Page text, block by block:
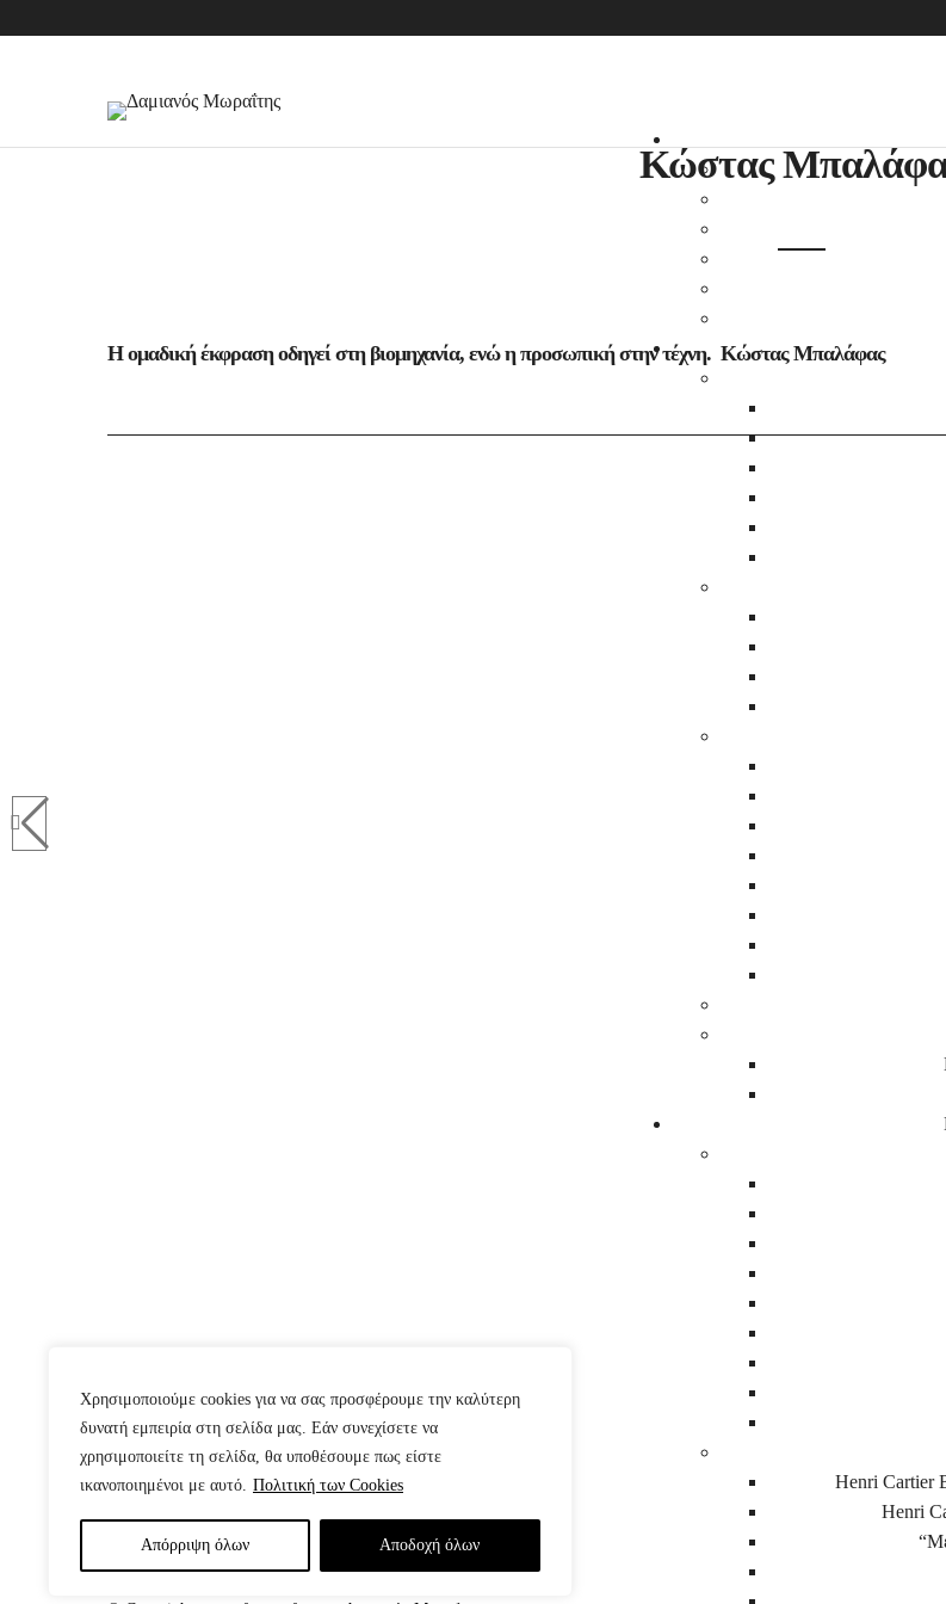
Χρησιμοποιούμε cookies για να σας προσφέρουμε την καλύτερη
δυνατή εμπειρία στη σελίδα μας. Εάν συνεχίσετε να
χρησιμοποιείτε τη σελίδα, θα υποθέσουμε πως είστε
ικανοποιημένοι με αυτό. Πολιτική των Cookies
Απόρριψη όλων Aποδοχή όλων
Henri Cartier
Henri
Κώστας
Η ομαδική έκφραση οδηγεί στη βιομηχανία, ενώ η προσωπική στην τέχνη. Κώστας Μπαλάφας